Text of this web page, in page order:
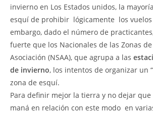
invierno en Los Estados unidos, la
esquí de prohibir  lógicamente  los
embargo, dado el número de
fuerte que los Nacionales de las Zonas
Asociación (NSAA), que agrupa a las
de invierno, los intentos de organizar un
zona de esquí.
Para definir mejor la tierra y no dejar
maná en relación con este modo  en